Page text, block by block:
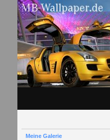
Meine Galerie